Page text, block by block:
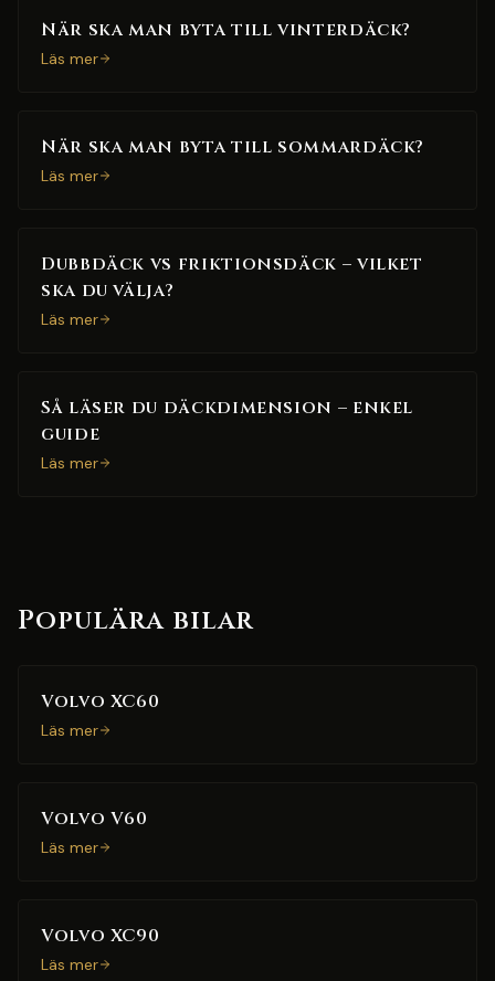
När ska man byta till vinterdäck?
Läs mer
När ska man byta till sommardäck?
Läs mer
Dubbdäck vs friktionsdäck – vilket
ska du välja?
Läs mer
Så läser du däckdimension – enkel
guide
Läs mer
Populära bilar
Volvo XC60
Läs mer
Volvo V60
Läs mer
Volvo XC90
Läs mer